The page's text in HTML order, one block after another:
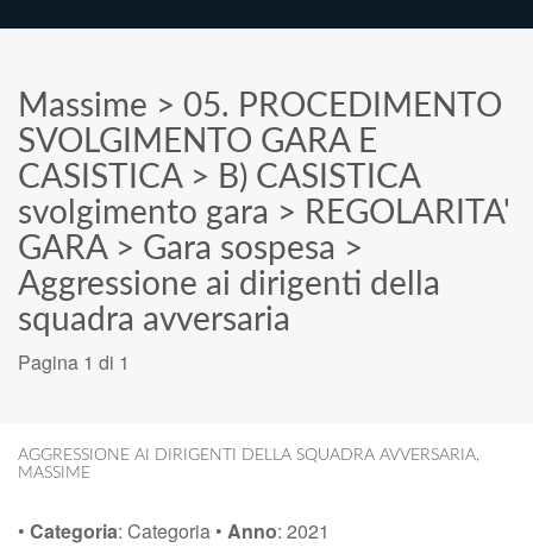
Massime > 05. PROCEDIMENTO
SVOLGIMENTO GARA E
CASISTICA> B) CASISTICA
svolgimento gara > REGOLARITA'
GARA> Gara sospesa >
Aggressione ai dirigenti della
squadra avversaria
Pagina 1 di 1
AGGRESSIONE AI DIRIGENTI DELLA SQUADRA AVVERSARIA,
MASSIME
• Categoria: Categoria • Anno: 2021